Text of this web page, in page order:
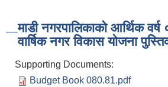
माडी नगरपालिकाको आर्थिक
वार्षिक नगर विकास योजना
Supporting Documents:
Budget Book 080.81.pdf